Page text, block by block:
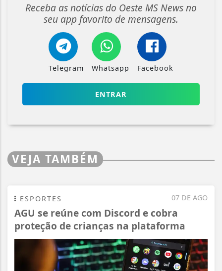
Receba as notícias do Oeste MS News no
seu app favorito de mensagens.
Telegram Whatsapp Facebook
ENTRAR
VEJA TAMBÉM
07 DE AGO
ESPORTES
AGU se reúne com Discord e cobra
proteção de crianças na plataforma